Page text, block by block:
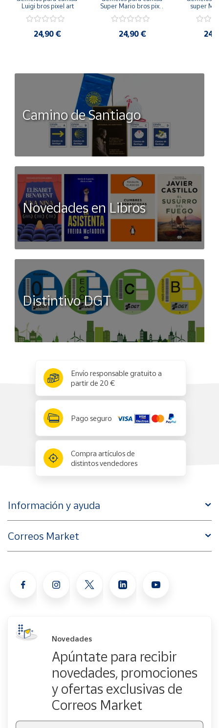
Luigi bros pixel art
24,90 €
Super Mario bros pixel
24,90 €
super
Camino de Santiago
Novedades en Libros
Distintivo DGT
Envío responsable gratuito a
partir de 20 €
Pago seguro
Compra artículos de
distintos vendedores
Información y ayuda
Correos Market
Novedades
Apúntate para recibir
novedades, promociones
y ofertas exclusivas de
Correos Market